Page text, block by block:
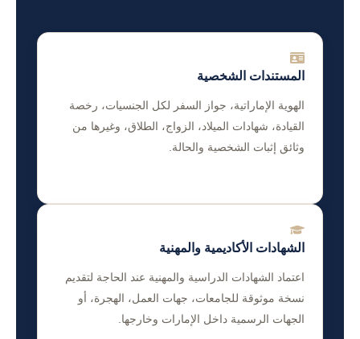
المستندات الشخصية
الهوية الإماراتية، جواز السفر لكل الجنسيات، رخصة
القيادة، شهادات الميلاد، الزواج، الطلاق، وغيرها من
وثائق إثبات الشخصية والحالة.
الشهادات الأكاديمية والمهنية
اعتماد الشهادات الدراسية والمهنية عند الحاجة لتقديم
نسخة موثوقة للجامعات، جهات العمل، الهجرة، أو
الجهات الرسمية داخل الإمارات وخارجها.